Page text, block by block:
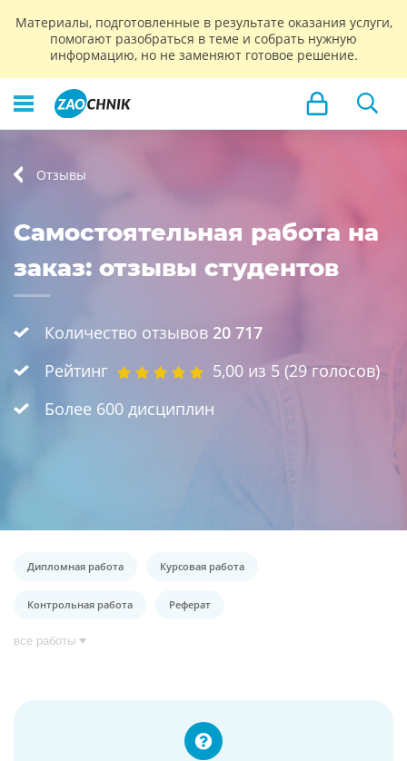
Материалы, подготовленные в результате оказания услуги,
помогают разобраться в теме и собрать нужную
информацию, но не заменяют готовое решение.
Отзывы
Самостоятельная работа на
заказ: отзывы студентов
Количество отзывов 20 717
Рейтинг
5,00 из 5 (29голосов)
Более 600 дисциплин
Дипломная работа Курсовая работа
Контрольная работа Реферат
все работы